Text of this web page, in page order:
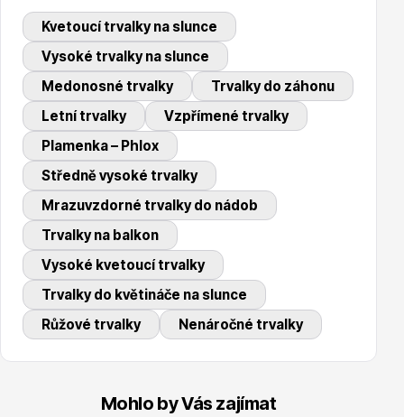
Trvalky
Bylinky do kuchyně
Živé ploty
Kvetoucí trvalky na slunce
Vysoké trvalky na slunce
Medonosné trvalky
Trvalky do záhonu
Letní trvalky
Vzpřímené trvalky
Plamenka – Phlox
Středně vysoké trvalky
Mrazuvzdorné trvalky do nádob
Trvalky na balkon
Vysoké kvetoucí trvalky
Trvalky do květináče na slunce
Růžové trvalky
Nenáročné trvalky
Mohlo by Vás zajímat